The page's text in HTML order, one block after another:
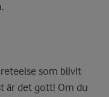
som blivit
är det gott! Om du